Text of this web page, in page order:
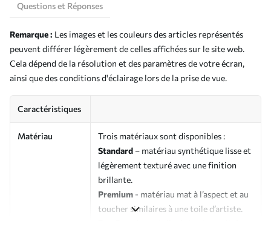
Questions et Réponses
Remarque : Les images et les couleurs des articles représentés
peuvent différer légèrement de celles affichées sur le site web.
Cela dépend de la résolution et des paramètres de votre écran,
ainsi que des conditions d'éclairage lors de la prise de vue.
Caractéristiques
Matériau
Trois matériaux sont disponibles :
Standard – matériau synthétique lisse et
légèrement texturé avec une finition
brillante.
Premium - matériau mat à l’aspect et au
toucher similaires à une toile d’artiste.